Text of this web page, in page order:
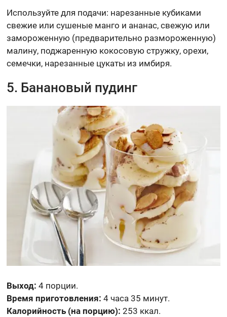
Используйте для подачи: нарезанные кубиками
свежие или сушеные манго и ананас, свежую или
замороженную (предварительно размороженную)
малину, поджаренную кокосовую стружку, орехи,
семечки, нарезанные цукаты из имбиря.
5. Банановый пудинг
Выход: 4 порции.
Время приготовления: 4 часа 35 минут.
Калорийность (на порцию): 253 ккал.